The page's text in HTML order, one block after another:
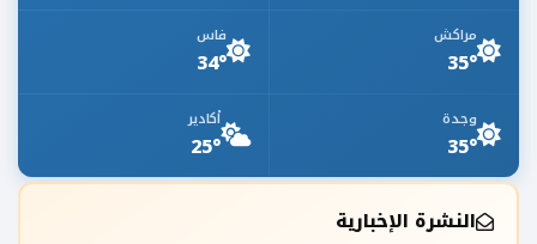
مراكش
35°
فاس
34°
وجدة
35°
أكادير
25°
النشرة الإخبارية